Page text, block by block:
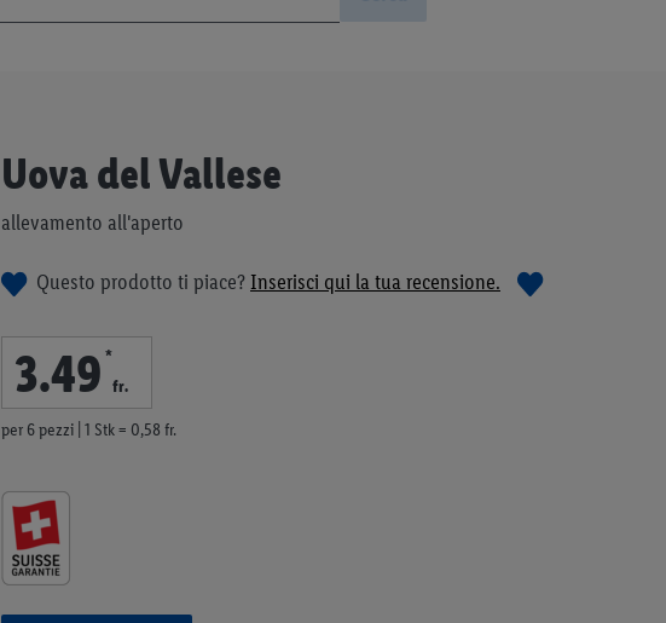
Uova del Vallese
allevamento all'aperto
Questo prodotto ti piace?Inserisci qui la tua recensione.
3.49 *
fr.
per 6 pezzi | 1 Stk = 0,58 fr.